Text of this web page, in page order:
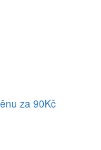
za 90Kč